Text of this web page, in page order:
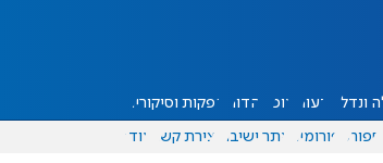
ונדל"ן דעות אוכל יהדות הפקות וסיקורים
ספורט פורומים אתר ישיבה יצירת קשר עוד